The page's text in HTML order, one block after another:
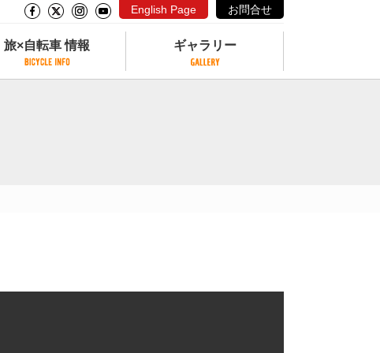
English Page お問合せ
旅×自転車 情報 ギャラリー